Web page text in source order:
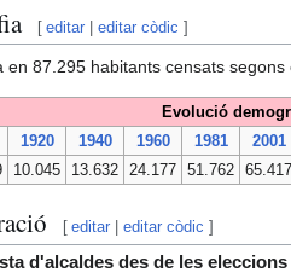
[ editar |editar còdic ]
en 87.295 habitants censats segons
Evolució
1920 1940 1960 1981 2001
10.045 13.632 24.177 51.762 65.417
[ editar |editar còdic ]
d'alcaldes des de les